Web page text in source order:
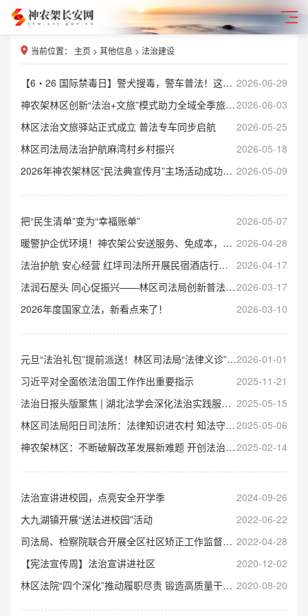
当前位置： 主页 > 其他信息 > 法治建设
2026-06-29
【6・26 国际禁毒日】警犬搜毒，警车普法！这场禁毒宣讲走进青少年身边
2026-06-03
神农架林区创新“法治+文旅”模式助力全域全季旅游提能
2026-05-25
林区法治文旅驿站正式成立 普法专车同步启航
2026-05-18
林区司法局法治护航麻湾村乡村振兴
2026-05-09
2026年神农架林区“民法典宣传月”主场活动成功举办
2026-05-07
把“民生清单”变为“幸福账单”
2026-04-28
暖警护企优环境！神农架公安送服务、免成本，旅店经营更省心
2026-04-17
法治护航 安心经营 红坪司法所开展民宿酒店行业法律风险专题法治讲座
2026-03-17
法润石屋头 同心促振兴——林区司法局创新普法赋能生态文明高地建设
2026-03-10
2026年度国家立法，新看点来了！
2026-01-01
元旦“法治礼包”提前派送！林区司法局“法律义诊”进文旅企业，现场开方20余剂
2025-11-21
习近平对全面依法治国工作作出重要指示
2025-05-15
法治日报头版聚焦 | 湖北法学会深化法治实践服务高质量发展
2025-05-06
林区司法局阳日司法所：法律知识进农村 知法守法入人心
2025-02-14
神农架林区：不断破解改革发展新难题 开创法治建设新局面
2024-09-26
法治宣讲进校园，点亮安全开学季
2022-06-22
大九湖镇开展“送法进校园”活动
2022-04-28
司法局、检察院联合开展全区社区矫正工作监督检查
2020-12-02
【宪法宣传周】法治宣讲进社区
2020-08-20
林区法院“四个深化”推动履职尽责 锻造高质量干部队伍